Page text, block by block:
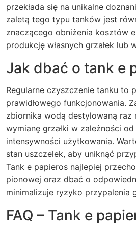
przekłada się na unikalne
zaletą tego typu tanków jest
znaczącego obniżenia kosztów
produkcję własnych grzałek lub
Jak dbać o tank e
Regularne czyszczenie tanku to
prawidłowego funkcjonowania.
zbiornika wodą destylowaną raz
wymianę grzałki w zależności
intensywności użytkowania.
stan uszczelek, aby uniknąć
Tank e papieros najlepiej
pionowej oraz dbać o
minimalizuje ryzyko przypalenia
FAQ – Tank e